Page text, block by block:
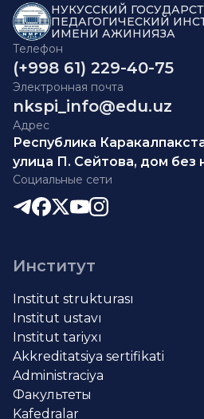
НУКУССКИЙ
ПЕДАГОГИЧЕСКИЙ
ИМЕНИ АЖИНИЯЗА
Телефон
(+998 61) 229-40-75
Электронная почта
nkspi_info@edu.uz
Адрес
Республика
улица П. Сейтова, дом без
Социальные сети
Институт
Institut strukturası
Institut ustavı
Institut tariyxı
Akkreditatsiya sertifikati
Administraciya
Факультеты
Kafedralar